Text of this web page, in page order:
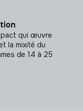
qui œuvre
la mixité du
de 14 à 25